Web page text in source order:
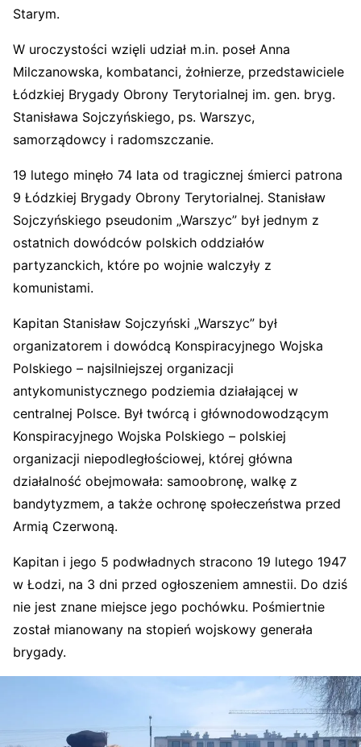
Starym.
W uroczystości wzięli udział m.in. poseł Anna
Milczanowska, kombatanci, żołnierze, przedstawiciele
Łódzkiej Brygady Obrony Terytorialnej im. gen. bryg.
Stanisława Sojczyńskiego, ps. Warszyc,
samorządowcy i radomszczanie.
19 lutego minęło 74 lata od tragicznej śmierci patrona
9 Łódzkiej Brygady Obrony Terytorialnej. Stanisław
Sojczyńskiego pseudonim „Warszyc” był jednym z
ostatnich dowódców polskich oddziałów
partyzanckich, które po wojnie walczyły z
komunistami.
Kapitan Stanisław Sojczyński „Warszyc” był
organizatorem i dowódcą Konspiracyjnego Wojska
Polskiego – najsilniejszej organizacji
antykomunistycznego podziemia działającej w
centralnej Polsce. Był twórcą i głównodowodzącym
Konspiracyjnego Wojska Polskiego – polskiej
organizacji niepodległościowej, której główna
działalność obejmowała: samoobronę, walkę z
bandytyzmem, a także ochronę społeczeństwa przed
Armią Czerwoną.
Kapitan i jego 5 podwładnych stracono 19 lutego 1947
w Łodzi, na 3 dni przed ogłoszeniem amnestii. Do dziś
nie jest znane miejsce jego pochówku. Pośmiertnie
został mianowany na stopień wojskowy generała
brygady.